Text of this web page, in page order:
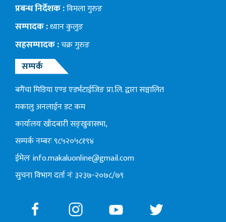
प्रबन्ध निर्देशक :विमला गुरुङ
सम्पादक :ध्यान कुलुङ
सहसम्पादक :चक्र गुरुङ
सम्पर्क
बगैंचा मिडिया एण्ड एडर्भटाईजिङ प्रा.लि. द्वारा सञ्चालित
मकालु अनलाईन डट कम
कार्यालयः खाँदबारी सङ्खुवासभा,
सम्पर्क नम्बरः ९८५२०५८१९४
ईमेलःinfo.makaluonline@gmail.com
सुचना विभाग दर्ता नंः ३२३७-२०७८/७९